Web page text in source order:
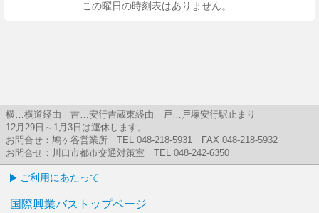
この曜日の時刻表はありません。
横…横道経由 吉…安行吉蔵東経由 戸…戸塚安行駅止まり
12月29日～1月3日は運休します。
お問合せ：鳩ヶ谷営業所 TEL 048-218-5931 FAX 048-218-5932
お問合せ：川口市都市交通対策室 TEL 048-242-6350
ご利用にあたって
国際興業バストップページ